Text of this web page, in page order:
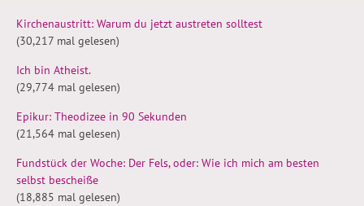
Kirchenaustritt: Warum du jetzt austreten solltest
(30,217 mal gelesen)
Ich bin Atheist.
(29,774 mal gelesen)
Epikur: Theodizee in 90 Sekunden
(21,564 mal gelesen)
Fundstück der Woche: Der Fels, oder: Wie ich mich am besten
selbst bescheiße
(18,885 mal gelesen)